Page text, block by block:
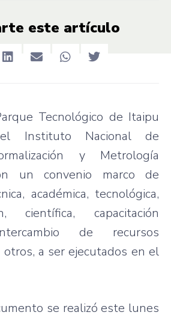
este artículo
Tecnológico de Itaipu
Instituto Nacional de
y Metrología
un convenio marco de
académica, tecnológica,
científica, capacitación
de recursos
a ser ejecutados en el
se realizó este lunes